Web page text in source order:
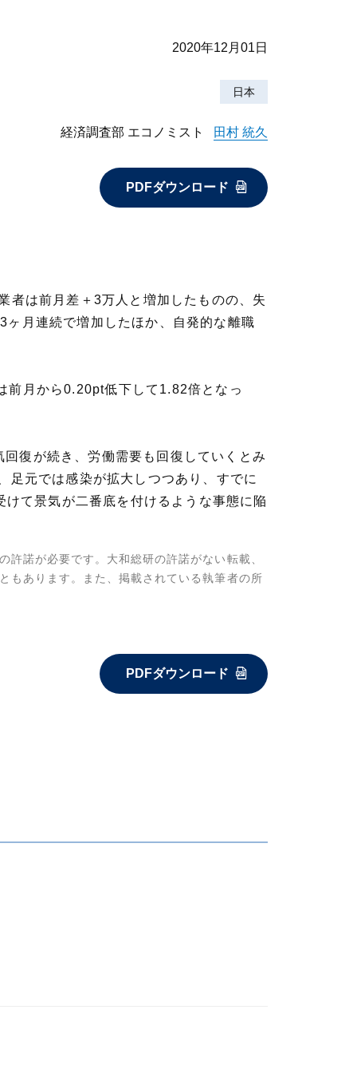
2020年12月01日
日本
経済調査部 エコノミスト 田村 統久
PDFダウンロード
は前月差＋3万人と増加したものの、失
月連続で増加したほか、自発的な離職
月から0.20pt低下して1.82倍となっ
復が続き、労働需要も回復していくとみ
足元では感染が拡大しつつあり、すでに
て景気が二番底を付けるような事態に陥
諾が必要です。大和総研の許諾がない転載、
もあります。また、掲載されている執筆者の所
PDFダウンロード